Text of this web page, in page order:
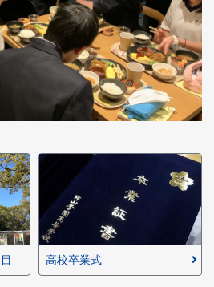
高校卒業式